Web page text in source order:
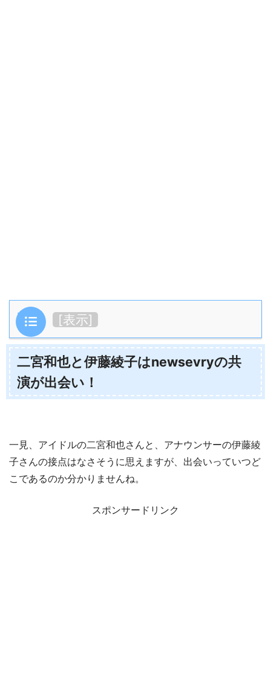
目次 [表示]
二宮和也と伊藤綾子はnewsevryの共
演が出会い！
一見、アイドルの二宮和也さんと、アナウンサーの伊藤綾
子さんの接点はなさそうに思えますが、出会いっていつど
こであるのか分かりませんね。
スポンサードリンク